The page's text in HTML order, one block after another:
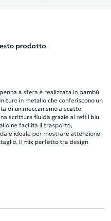
prodotto
a sfera è realizzata in bambù
in metallo che conferiscono un
di un meccanismo a scatto
scrittura fluida grazie al refill blu
ne facilita il trasporto,
ideale per mostrare attenzione
Il mix perfetto tra design